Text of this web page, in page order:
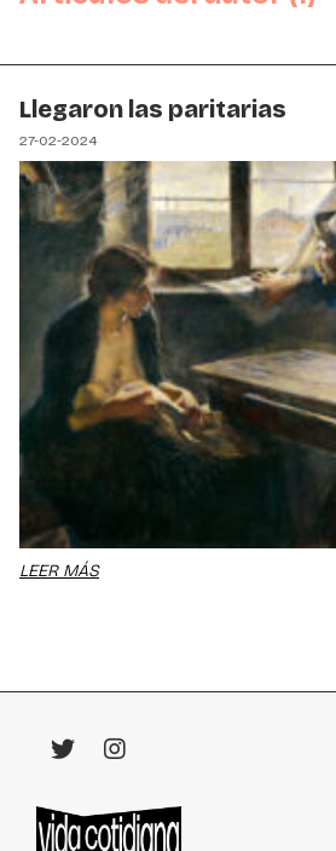
Llegaron las paritarias
27-02-2024
LEER MÁS